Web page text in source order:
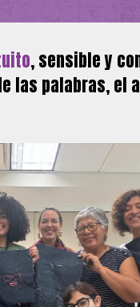
, sensible y
las palabras, el